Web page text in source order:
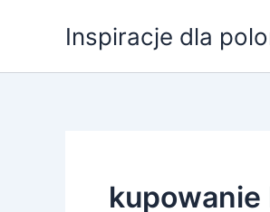
Inspiracje dla
kupowanie